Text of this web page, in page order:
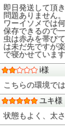
即日発送して頂
問題ありません
ワーイソメでは
保存できるので一
虫は赤みを帯び
は未だ先ですが
で寝かせています
i様
こちらの環境で
ユキ様
状態もよく、太